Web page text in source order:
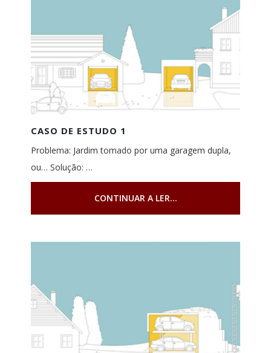
CASO DE ESTUDO 1
Problema: Jardim tomado por uma garagem dupla,
ou… Solução: …
CONTINUAR A LER...